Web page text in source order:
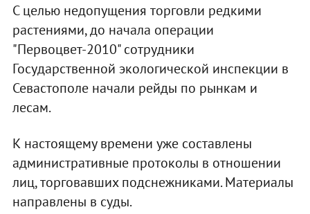
С целью недопущения торговли редкими
растениями, до начала операции
"Первоцвет-2010" сотрудники
Государственной экологической инспекции в
Севастополе начали рейды по рынкам и
лесам.
К настоящему времени уже составлены
административные протоколы в отношении
лиц, торговавших подснежниками. Материалы
направлены в суды.